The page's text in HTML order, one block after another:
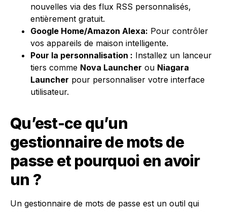
nouvelles via des flux RSS personnalisés,
entièrement gratuit.
Google Home/Amazon Alexa: Pour contrôler
vos appareils de maison intelligente.
Pour la personnalisation : Installez un lanceur
tiers comme Nova Launcher ou Niagara
Launcher pour personnaliser votre interface
utilisateur.
Qu’est-ce qu’un
gestionnaire de mots de
passe et pourquoi en avoir
un ?
Un gestionnaire de mots de passe est un outil qui